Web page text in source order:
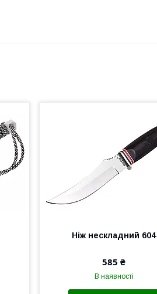
Ніж нескладний 604
585 ₴
В наявності